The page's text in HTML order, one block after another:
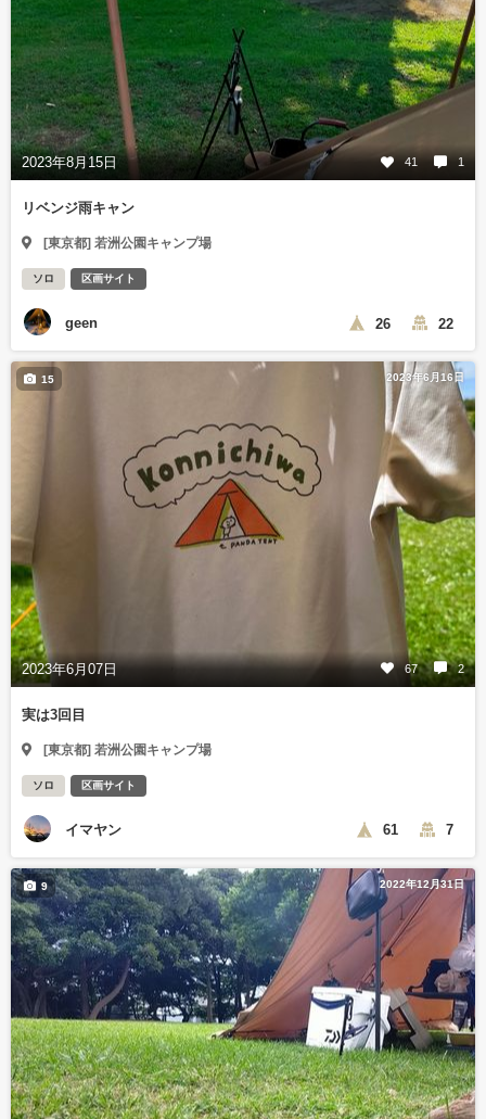
2023年8月15日 41 1
リベンジ雨キャン
[東京都] 若洲公園キャンプ場
ソロ 区画サイト
geen 26 22
2023年6月16日
2023年6月07日 67 2
15
実は3回目
[東京都] 若洲公園キャンプ場
ソロ 区画サイト
イマヤン 61 7
2022年12月31日
9